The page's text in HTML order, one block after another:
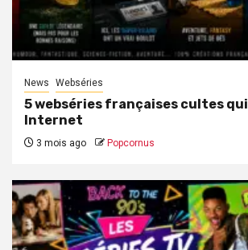
News Webséries
5 webséries françaises cultes
Internet
3 mois ago Popcornus